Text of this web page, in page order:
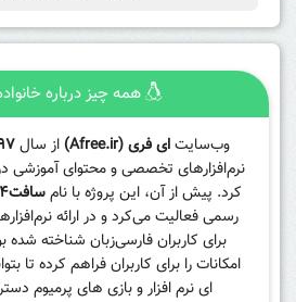
همه چیز درباره
وب‌سایتای فری (Afree.ir) از سال
نرم‌افزارهای تخصصی و محتوای آموزشی در
کرد. پیش از آن، این پروژه با نامسافت۴
رسمی فعالیت می‌کرد و در ارائه
برای کاربران فارسی‌زبان شناخته شده
امکانات را برای کاربران فراهم کرده تا
ای نرم افزار و بازی های پرمیوم